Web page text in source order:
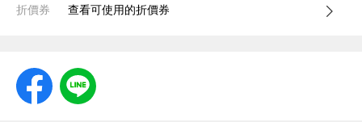
折價券 查看可使用的折價券